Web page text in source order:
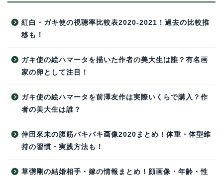
紅白・ガキ使の視聴率比較表2020-2021！過去の比較推
移も！
ガキ使の絵ハマータを描いた作者の美大生は誰？有名画
家の卵として注目！
ガキ使の絵ハマータを前澤友作は実際いくらで購入？作
者の美大生は誰？
倖田來未の腹筋バキバキ画像2020まとめ！体重・体型維
持の習慣・実践方法も！
草彅剛の結婚相手・嫁の情報まとめ！顔画像・年齢・性